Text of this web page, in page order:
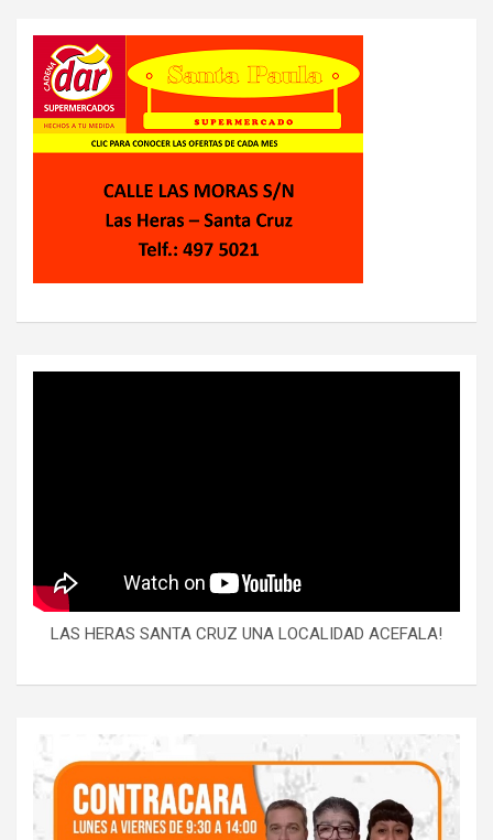
LAS HERAS SANTA CRUZ UNA LOCALIDAD ACEFALA!